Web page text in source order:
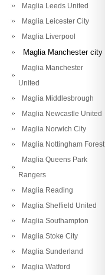
Maglia Leeds United
Maglia Leicester City
Maglia Liverpool
Maglia Manchester city
Maglia Manchester
United
Maglia Middlesbrough
Maglia Newcastle United
Maglia Norwich City
Maglia Nottingham Forest
Maglia Queens Park
Rangers
Maglia Reading
Maglia Sheffield United
Maglia Southampton
Maglia Stoke City
Maglia Sunderland
Maglia Watford